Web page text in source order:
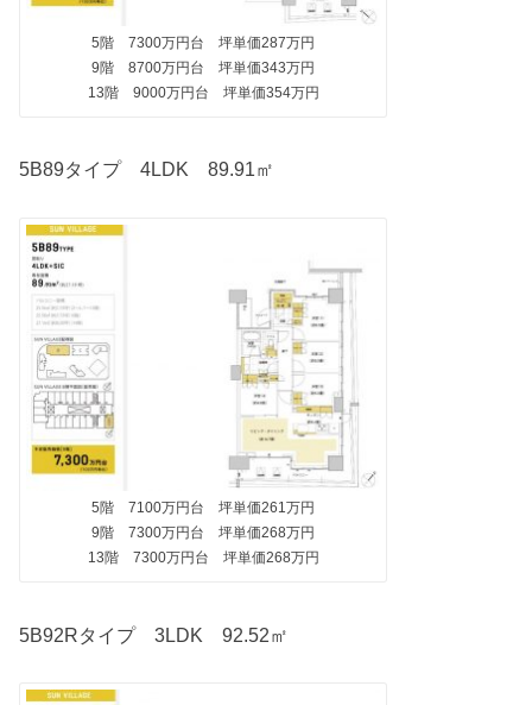
5階 7300万円台 坪単価287万円
9階 8700万円台 坪単価343万円
13階 9000万円台 坪単価354万円
5B89タイプ 4LDK 89.91㎡
5階 7100万円台 坪単価261万円
9階 7300万円台 坪単価268万円
13階 7300万円台 坪単価268万円
5B92Rタイプ 3LDK 92.52㎡